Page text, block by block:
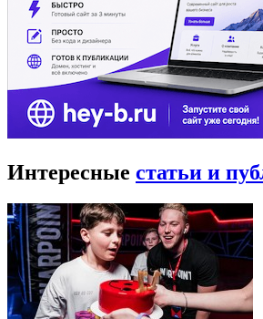
Интересные статьи и